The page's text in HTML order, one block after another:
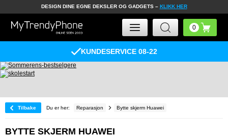
DESIGN DINE EGNE DEKSLER OG GADGETS – KLIKK HER
KUNDESERVICE 08-22
Tilbake Du er her: Reparasjon Bytte skjerm Huawei
BYTTE SKJERM HUAWEI